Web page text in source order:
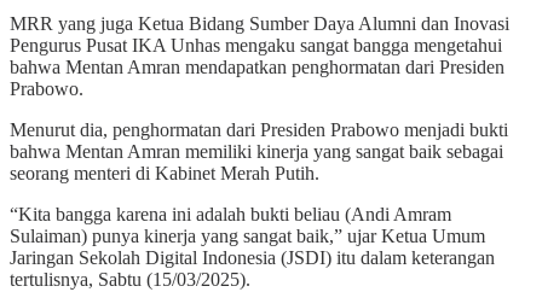
MRR yang juga Ketua Bidang Sumber Daya Alumni dan Inovasi
Pengurus Pusat IKA Unhas mengaku sangat bangga mengetahui
bahwa Mentan Amran mendapatkan penghormatan dari Presiden
Prabowo.
Menurut dia, penghormatan dari Presiden Prabowo menjadi bukti
bahwa Mentan Amran memiliki kinerja yang sangat baik sebagai
seorang menteri di Kabinet Merah Putih.
“Kita bangga karena ini adalah bukti beliau (Andi Amram
Sulaiman) punya kinerja yang sangat baik,” ujar Ketua Umum
Jaringan Sekolah Digital Indonesia (JSDI) itu dalam keterangan
tertulisnya, Sabtu (15/03/2025).